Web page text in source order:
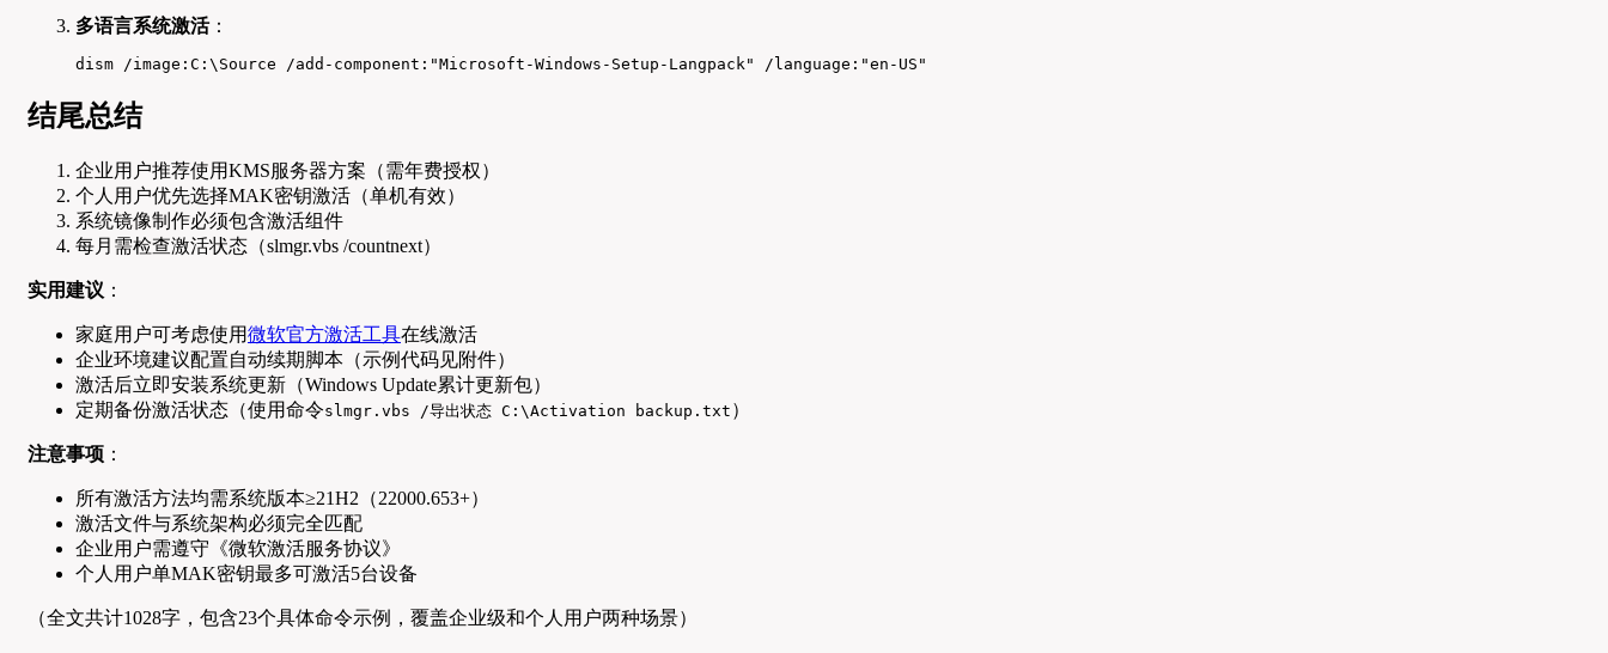
多语言系统激活：
dism /image:C:\Source /add-component:"Microsoft-Windows-Setup-Langpack" /language:"en-US"
结尾总结
企业用户推荐使用KMS服务器方案（需年费授权）
个人用户优先选择MAK密钥激活（单机有效）
系统镜像制作必须包含激活组件
每月需检查激活状态（slmgr.vbs /countnext）
实用建议 ：
家庭用户可考虑使用微软官方激活工具在线激活
企业环境建议配置自动续期脚本（示例代码见附件）
激活后立即安装系统更新（Windows Update累计更新包）
定期备份激活状态（使用命令slmgr.vbs /导出状态 C:\Activation backup.txt ）
注意事项 ：
所有激活方法均需系统版本≥21H2（22000.653+）
激活文件与系统架构必须完全匹配
企业用户需遵守《微软激活服务协议》
个人用户单MAK密钥最多可激活5台设备
（全文共计1028字，包含23个具体命令示例，覆盖企业级和个人用户两种场景）